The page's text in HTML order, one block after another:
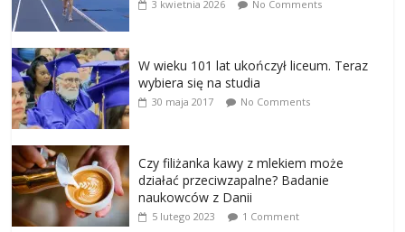
3 kwietnia 2026 No Comments
W wieku 101 lat ukończył liceum. Teraz
wybiera się na studia
30 maja 2017 No Comments
Czy filiżanka kawy z mlekiem może
działać przeciwzapalne? Badanie
naukowców z Danii
5 lutego 2023 1 Comment